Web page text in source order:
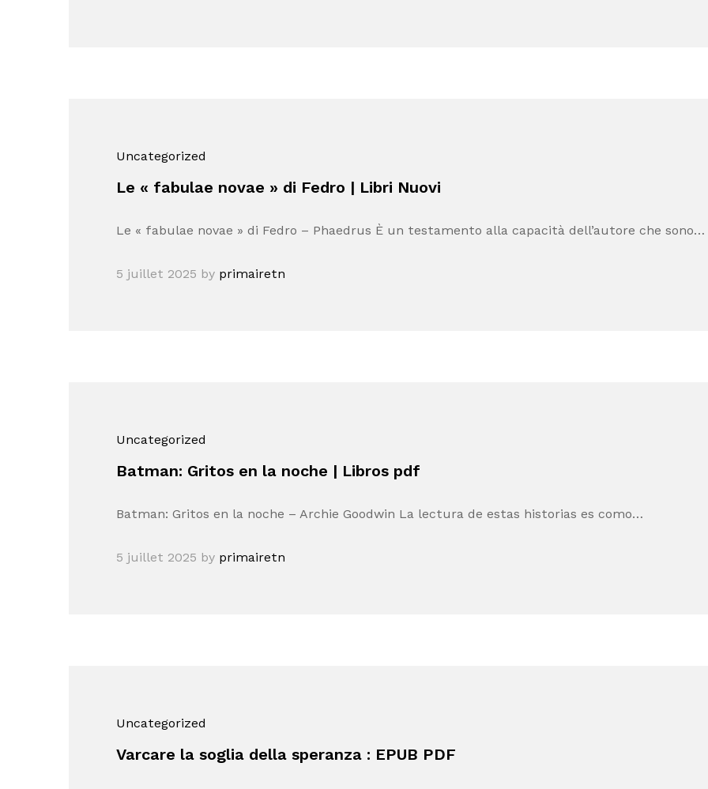
Uncategorized
Le « fabulae novae » di Fedro | Libri Nuovi
Le « fabulae novae » di Fedro – Phaedrus È un testamento alla capacità dell’autore che sono…
5 juillet 2025 by primairetn
Uncategorized
Batman: Gritos en la noche | Libros pdf
Batman: Gritos en la noche – Archie Goodwin La lectura de estas historias es como…
5 juillet 2025 by primairetn
Uncategorized
Varcare la soglia della speranza : EPUB PDF